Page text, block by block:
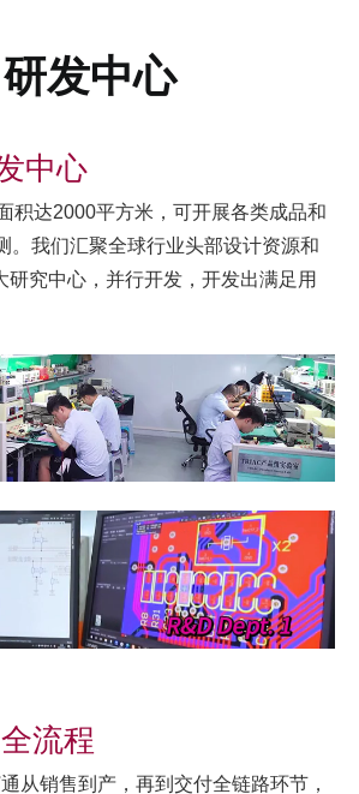
研发中心
中心
积达2000平方米，可开展各类成品和
。我们汇聚全球行业头部设计资源和
研究中心，并行开发，开发出满足用
流程
从销售到产，再到交付全链路环节，